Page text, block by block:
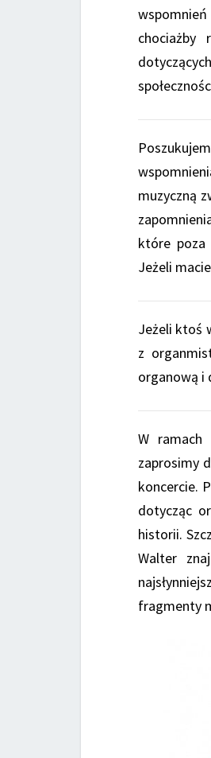
muzyczną
które poza
Jeżeli
Jeżeli ktoś
z
organową i
W ramach
zaprosimy
koncercie.
dotycząc
historii.
Walter
fragmenty